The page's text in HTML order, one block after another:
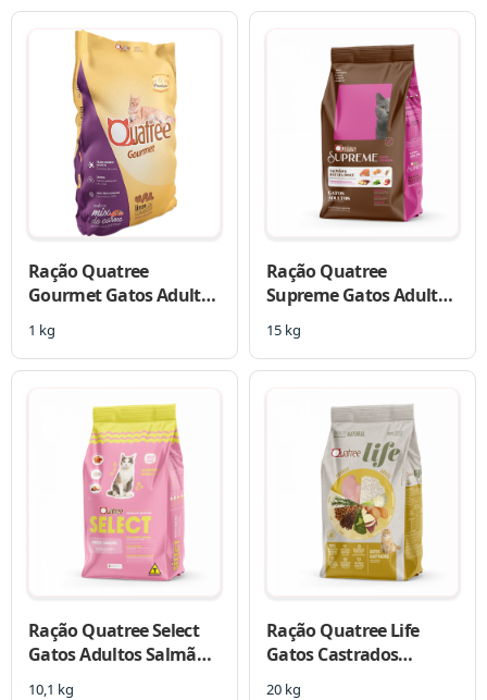
Ração Quatree
Gourmet Gatos Adultos
Mix De Carnes
1 kg
Ração Quatree
Supreme Gatos Adultos
Salmão e Batata doce
15 kg
Ração Quatree Select
Gatos Adultos Salmão e
Arroz
10,1 kg
Ração Quatree Life
Gatos Castrados
Frango e Arroz
20 kg